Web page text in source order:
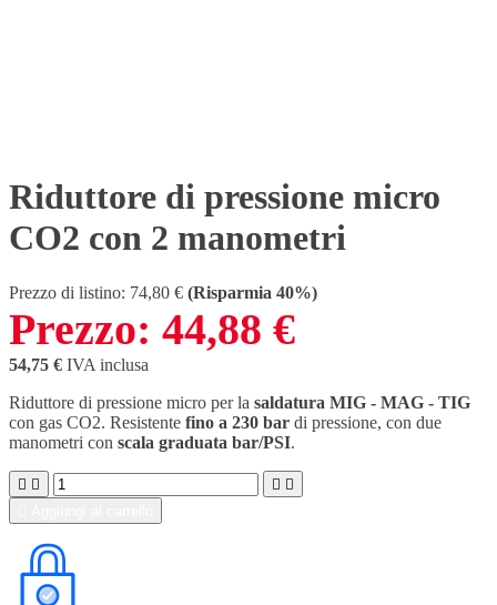
Riduttore di pressione micro
CO2 con 2 manometri
Prezzo di listino: 74,80 € (Risparmia 40%)
Prezzo: 44,88 €
54,75 € IVA inclusa
Riduttore di pressione micro per la saldatura MIG - MAG - TIG
con gas CO2. Resistente fino a 230 bar di pressione, con due
manometri con scala graduata bar/PSI.
   